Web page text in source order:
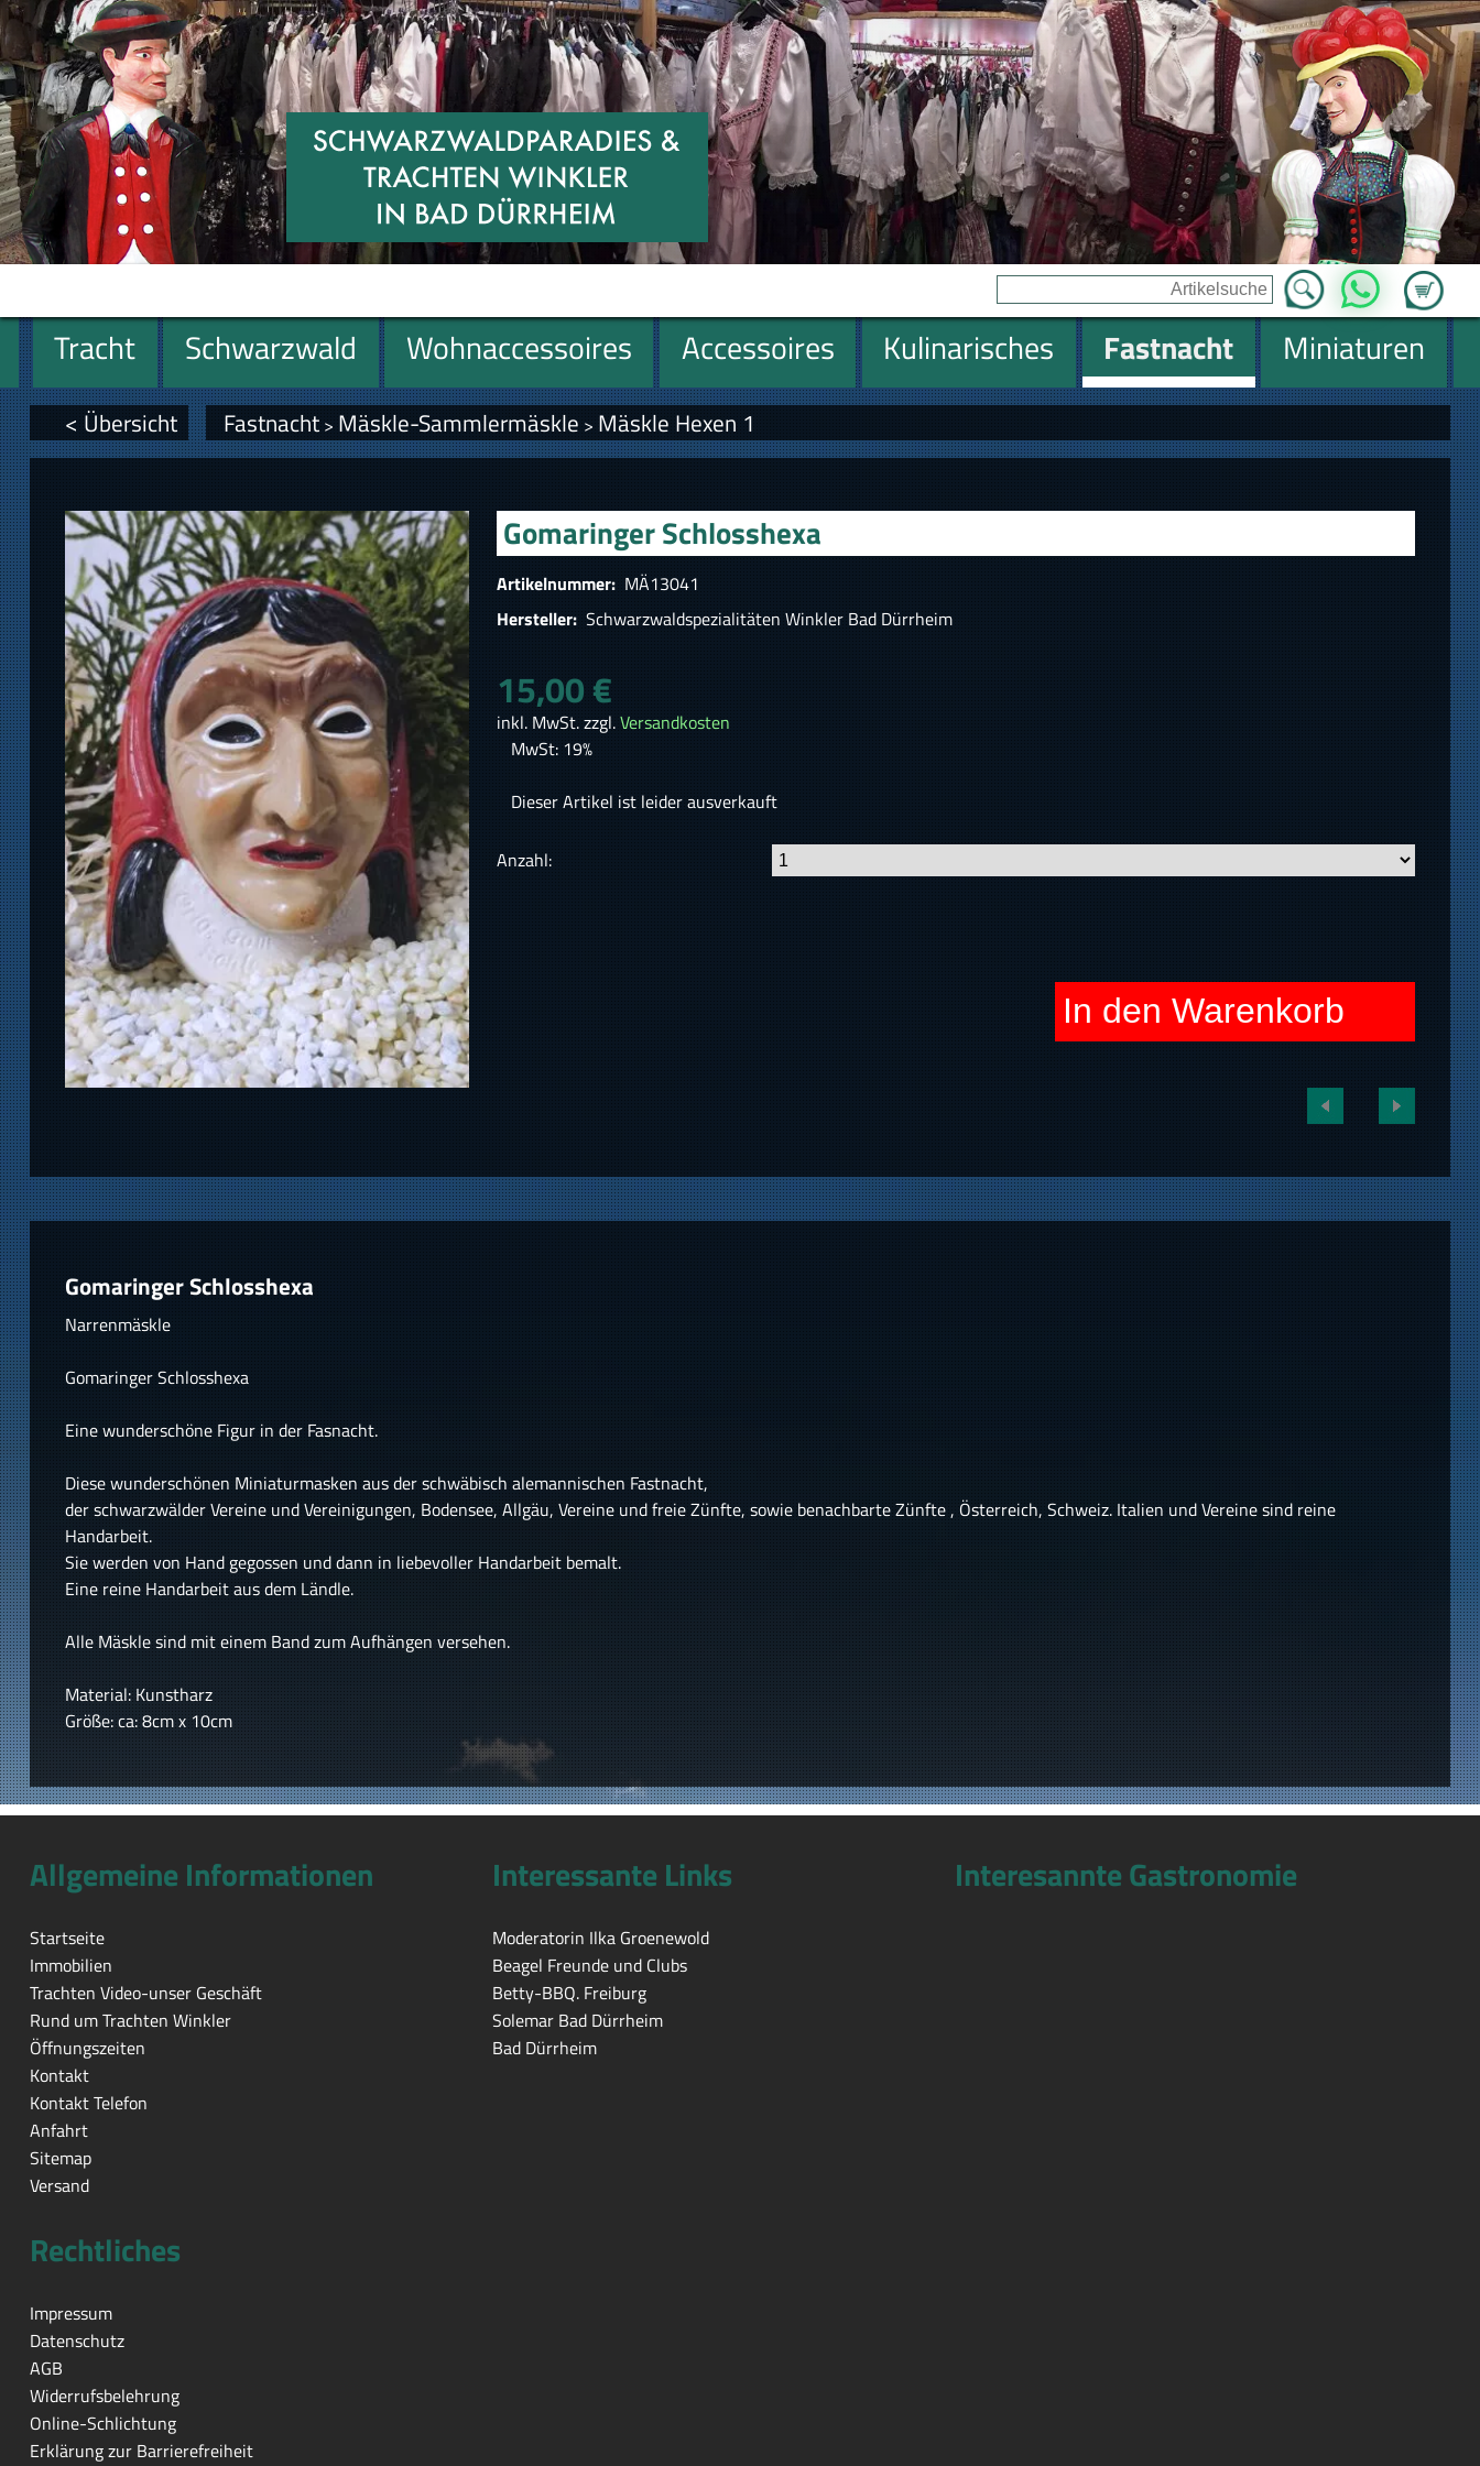
Zum
WhatsApp
Tracht Schwarzwald Wohnaccessoires Accessoires Kulinarisches Fastnacht
Miniaturen
Geschenke
< Übersicht Fastnacht> Mäskle-Sammlermäskle > Mäskle Hexen 1
Gomaringer Schlosshexa
Artikelnummer: MÄ13041
Hersteller: Schwarzwaldspezialitäten Winkler Bad Dürrheim
15,00 €
inkl. MwSt. zzgl.Versandkosten
MwSt: 19%
Dieser Artikel ist leider ausverkauft
Anzahl:
In den Warenkorb
Gomaringer Schlosshexa
Narrenmäskle
Gomaringer Schlosshexa
Eine wunderschöne Figur in der Fasnacht.
Diese wunderschönen Miniaturmasken aus der schwäbisch alemannischen Fastnacht,
der schwarzwälder Vereine und Vereinigungen, Bodensee, Allgäu, Vereine und freie Zünfte, sowie benachbarte Zünfte , Österreich, Schweiz. Italien und Vereine sind reine
Handarbeit.
Sie werden von Hand gegossen und dann in liebevoller Handarbeit bemalt.
Eine reine Handarbeit aus dem Ländle.
Alle Mäskle sind mit einem Band zum Aufhängen versehen.
Material: Kunstharz
Größe: ca: 8cm x 10cm
Allgemeine Informationen
Startseite
Immobilien
Trachten Video-unser Geschäft
Rund um Trachten Winkler
Öffnungszeiten
Kontakt
Kontakt Telefon
Anfahrt
Sitemap
Versand
Interessante Links
Moderatorin Ilka Groenewold
Beagel Freunde und Clubs
Betty-BBQ. Freiburg
Solemar Bad Dürrheim
Bad Dürrheim
Interesannte Gastronomie
Rechtliches
Impressum
Datenschutz
AGB
Widerrufsbelehrung
Online-Schlichtung
Erklärung zur Barrierefreiheit